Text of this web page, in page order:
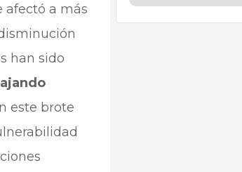
afectó a más
han sido
este brote